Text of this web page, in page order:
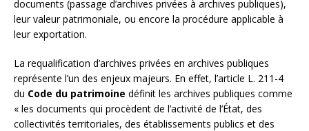
documents (passage d’archives privées à archives publiques),
leur valeur patrimoniale, ou encore la procédure applicable à
leur exportation.
La requalification d’archives privées en archives publiques
représente l’un des enjeux majeurs. En effet, l’article L. 211-4
du Code du patrimoine définit les archives publiques comme
« les documents qui procèdent de l’activité de l’État, des
collectivités territoriales, des établissements publics et des